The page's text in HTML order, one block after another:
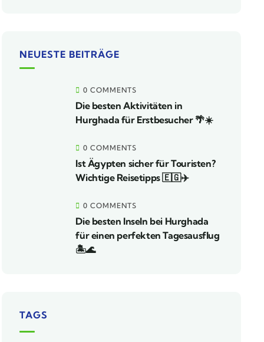
NEUESTE BEITRÄGE
0 COMMENTS
Die besten Aktivitäten in
Hurghada für Erstbesucher 🌴☀️
0 COMMENTS
Ist Ägypten sicher für Touristen?
Wichtige Reisetipps 🇪🇬✈️
0 COMMENTS
Die besten Inseln bei Hurghada
für einen perfekten Tagesausflug
🏝️🌊
TAGS